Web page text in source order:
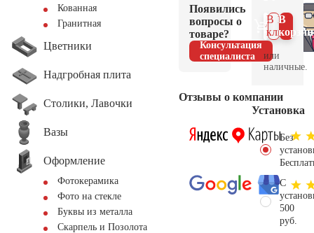
Кованная
Гранитная
Цветники
Надгробная плита
Столики, Лавочки
Вазы
Оформление
Фотокерамика
Фото на стекле
Буквы из металла
Скарпель и Позолота
Появились
вопросы о
товаре?
Консультация
специалиста
Отзывы о компании
В
В 1
клик
или
наличные.
Установка
Без
С
500
руб.